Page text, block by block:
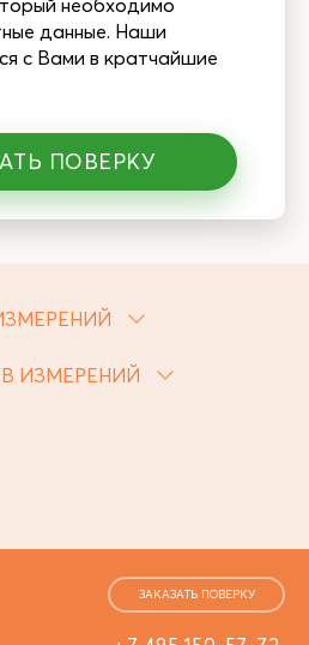
необходимо
данные. Наши
с Вами в кратчайшие
ПОВЕРКУ
ИЗМЕРЕНИЙ
ЗАКАЗАТЬ ПОВЕРКУ